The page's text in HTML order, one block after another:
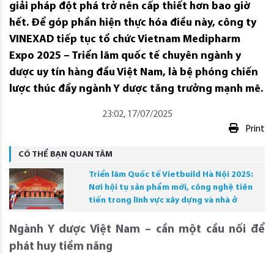
giải pháp đột phá trở nên cấp thiết hơn bao giờ
hết. Để góp phần hiện thực hóa điều này, công ty
VINEXAD tiếp tục tổ chức Vietnam Medipharm
Expo 2025 – Triển lãm quốc tế chuyên ngành y
dược uy tín hàng đầu Việt Nam, là bệ phóng chiến
lược thúc đẩy ngành Y dược tăng trưởng mạnh mẽ.
23:02, 17/07/2025
Print
CÓ THỂ BẠN QUAN TÂM
Triển lãm Quốc tế Vietbuild Hà Nội 2025:
Nơi hội tụ sản phẩm mới, công nghệ tiên
tiến trong lĩnh vực xây dựng và nhà ở
Ngành Y dược Việt Nam – cần một cầu nối để
phát huy tiềm năng